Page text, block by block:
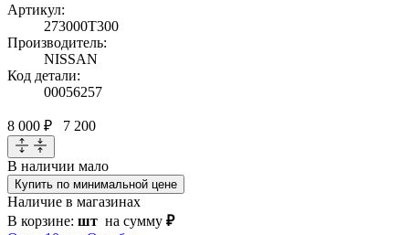
Артикул:
273000T300
Производитель:
NISSAN
Код детали:
00056257
8 000 ₽ 7 200
В наличии мало
Купить по минимальной цене
Наличие в магазинах
В корзине: шт на сумму ₽